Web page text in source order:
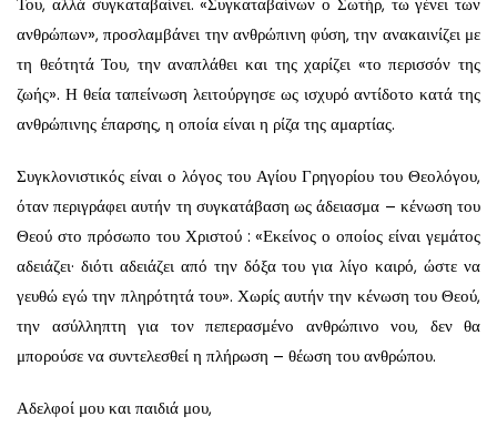
ανθρώπων», προσλαμβάνει την ανθρώπινη φύση, την ανακαινίζει με
τη θεότητά Του, την αναπλάθει και της χαρίζει «το περισσόν της
ζωής». Η θεία ταπείνωση λειτούργησε ως ισχυρό αντίδοτο κατά της
ανθρώπινης έπαρσης, η οποία είναι η ρίζα της αμαρτίας.
Συγκλονιστικός είναι ο λόγος του Αγίου Γρηγορίου του Θεολόγου,
όταν περιγράφει αυτήν τη συγκατάβαση ως άδειασμα – κένωση του
Θεού στο πρόσωπο του Χριστού : «Εκείνος ο οποίος είναι γεμάτος
αδειάζει· διότι αδειάζει από την δόξα του για λίγο καιρό, ώστε να
γευθώ εγώ την πληρότητά του». Χωρίς αυτήν την κένωση του Θεού,
την ασύλληπτη για τον πεπερασμένο ανθρώπινο νου, δεν θα
μπορούσε να συντελεσθεί η πλήρωση – θέωση του ανθρώπου.
Αδελφοί μου και παιδιά μου,